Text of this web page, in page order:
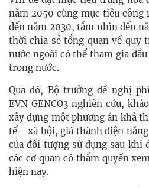
năm 2050 cùng mục tiêu công
đến năm 2030, tầm nhìn đến
thời chia sẻ tổng quan về quy
nước ngoài có thể tham gia
trong nước.
Qua đó, Bộ trưởng đề nghị
EVN GENCO3 nghiên cứu,
xây dựng một phương án khả
tế - xã hội, giá thành điện
của đối tượng sử dụng sau khi
các cơ quan có thẩm quyền
hiện nay.